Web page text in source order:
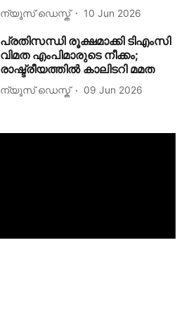
ന്യൂസ് ഡെസ്ക് 10 Jun 2026
പ്രതിസന്ധി രൂക്ഷമാക്കി ടിഎംസി
വിമത എംപിമാരുടെ നീക്കം;
രാഷ്ട്രീയത്തിൽ കാലിടറി മമത
ന്യൂസ് ഡെസ്ക് 09 Jun 2026